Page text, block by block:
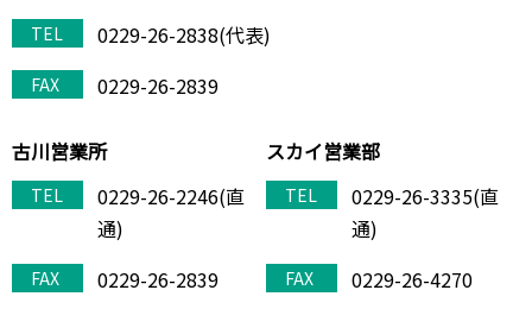
TEL 0229-26-2838(代表)
FAX 0229-26-2839
古川営業所
TEL
0229-26-2246(直
通)
FAX 0229-26-2839
スカイ営業部
TEL
0229-26-3335(直
通)
FAX 0229-26-4270